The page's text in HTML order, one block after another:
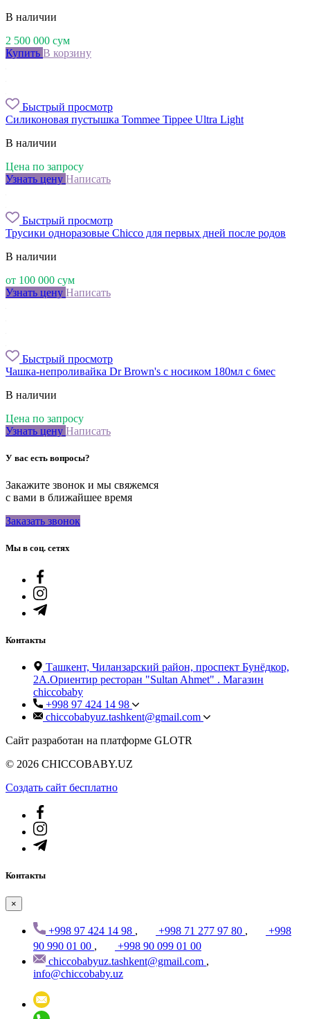
В наличии
2 500 000 сум
Купить В корзину
Быстрый просмотр
Силиконовая пустышка Tommee Tippee Ultra Light
В наличии
Цена по запросу
Узнать цену Написать
Быстрый просмотр
Трусики одноразовые Chicco для первых дней после родов
В наличии
от 100 000 сум
Узнать цену Написать
Быстрый просмотр
Чашка-непроливайка Dr Brown's с ноcиком 180мл с 6мес
В наличии
Цена по запросу
Узнать цену Написать
У вас есть вопросы?
Закажите звонок и мы свяжемся
с вами в ближайшее время
Заказать звонок
Мы в соц. сетях
Контакты
Ташкент, Чиланзарский район, проспект Бунёдкор,
2А.Ориентир ресторан "Sultan Ahmet" . Магазин
chiccobaby
+998 97 424 14 98
chiccobabyuz.tashkent@gmail.com
Сайт разработан на платформе GLOTR
© 2026 CHICCOBABY.UZ
Создать cайт бесплатно
Контакты
×
+998 97 424 14 98 , +998 71 277 97 80 ,
+998
90 990 01 00 ,
+998 90 099 01 00
chiccobabyuz.tashkent@gmail.com ,
info@chiccobaby.uz